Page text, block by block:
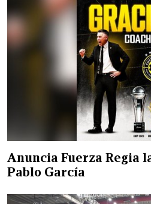
Anuncia Fuerza Regia
Pablo García